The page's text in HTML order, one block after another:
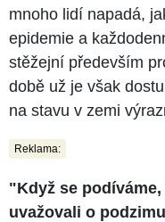
mnoho lidí napadá,
epidemie a
stěžejní především
době už je však
na stavu v zemi
Reklama:
"Když se
uvažovali o